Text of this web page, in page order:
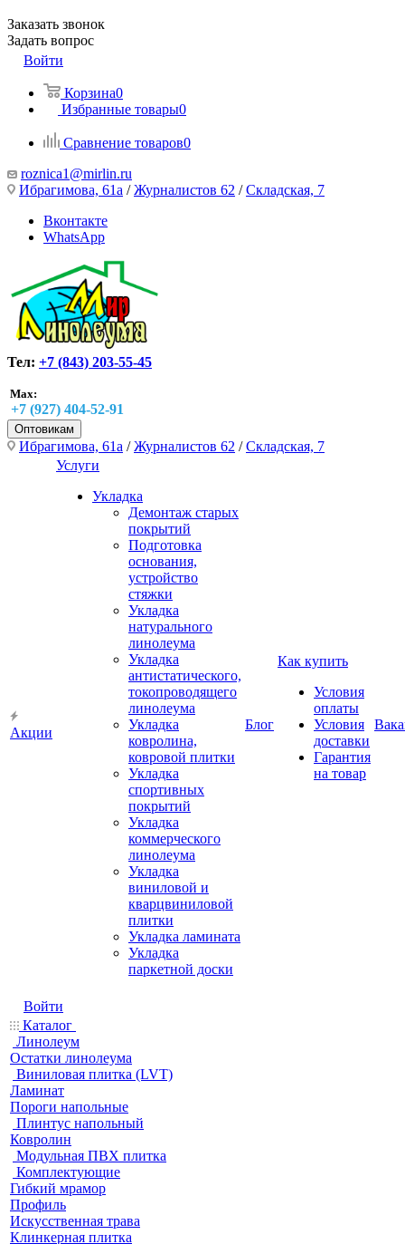
Заказать звонок
Задать вопрос
Войти
Корзина0
Избранные товары0
Сравнение товаров0
roznica1@mirlin.ru
Ибрагимова, 61а /Журналистов 62 /Складская, 7
Вконтакте
WhatsApp
Тел: +7 (843) 203-55-45
Max:
+7 (927) 404-52-91
Оптовикам
Ибрагимова, 61а /Журналистов 62 /Складская, 7
Акции
Услуги
Укладка
Демонтаж старых
покрытий
Подготовка
основания,
устройство
стяжки
Укладка
натурального
линолеума
Укладка
антистатического,
токопроводящего
линолеума
Укладка
ковролина,
ковровой плитки
Укладка
спортивных
покрытий
Укладка
коммерческого
линолеума
Укладка
виниловой и
кварцвиниловой
плитки
Укладка ламината
Укладка
паркетной доски
Блог
Как купить
Условия
оплаты
Условия
доставки
Гарантия
на товар
Войти
Каталог
Линолеум
Остатки линолеума
Виниловая плитка (LVT)
Ламинат
Пороги напольные
Плинтус напольный
Ковролин
Модульная ПВХ плитка
Комплектующие
Гибкий мрамор
Профиль
Искусственная трава
Клинкерная плитка